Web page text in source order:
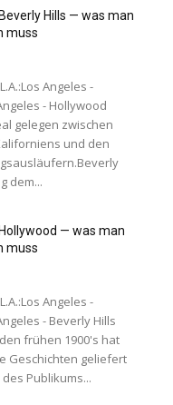
Hills — was man
muss
Angeles -
- Hollywood
und den
dem...
— was man
muss
Angeles -
- Beverly Hills
Geschichten geliefert
Publikums...